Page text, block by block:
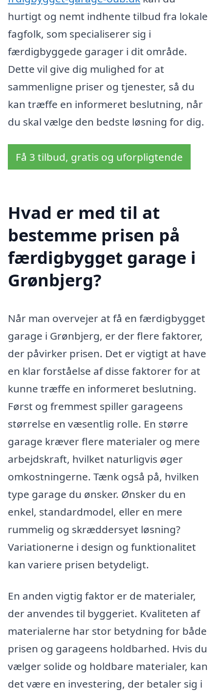
hurtigt og nemt indhente tilbud fra lokale
fagfolk, som specialiserer sig i
færdigbyggede garager i dit område.
Dette vil give dig mulighed for at
sammenligne priser og tjenester, så du
kan træffe en informeret beslutning, når
du skal vælge den bedste løsning for dig.
Få 3 tilbud, gratis og uforpligtende
Hvad er med til at
bestemme prisen på
færdigbygget garage i
Grønbjerg?
Når man overvejer at få en færdigbygget
garage i Grønbjerg, er der flere faktorer,
der påvirker prisen. Det er vigtigt at have
en klar forståelse af disse faktorer for at
kunne træffe en informeret beslutning.
Først og fremmest spiller garageens
størrelse en væsentlig rolle. En større
garage kræver flere materialer og mere
arbejdskraft, hvilket naturligvis øger
omkostningerne. Tænk også på, hvilken
type garage du ønsker. Ønsker du en
enkel, standardmodel, eller en mere
rummelig og skræddersyet løsning?
Variationerne i design og funktionalitet
kan variere prisen betydeligt.
En anden vigtig faktor er de materialer,
der anvendes til byggeriet. Kvaliteten af
materialerne har stor betydning for både
prisen og garageens holdbarhed. Hvis du
vælger solide og holdbare materialer, kan
det være en investering, der betaler sig i